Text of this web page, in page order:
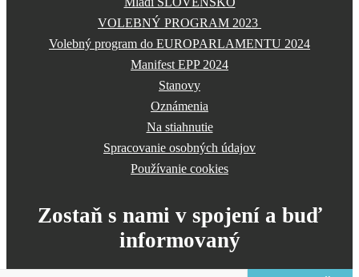
VOLEBNÝ PROGRAM 2023
Volebný program do EUROPARLAMENTU 2024
Manifest EPP 2024
Stanovy
Oznámenia
Na stiahnutie
Spracovanie osobných údajov
Používanie cookies
Zostaň s nami v spojení a buď
informovaný